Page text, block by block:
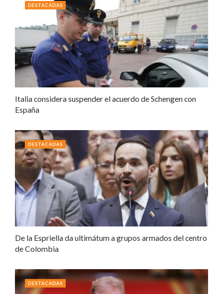
Italia considera suspender el acuerdo de Schengen con
España
DESTACADAS
De la Espriella da ultimátum a grupos armados del centro
de Colombia
DESTACADAS
DESTACADAS